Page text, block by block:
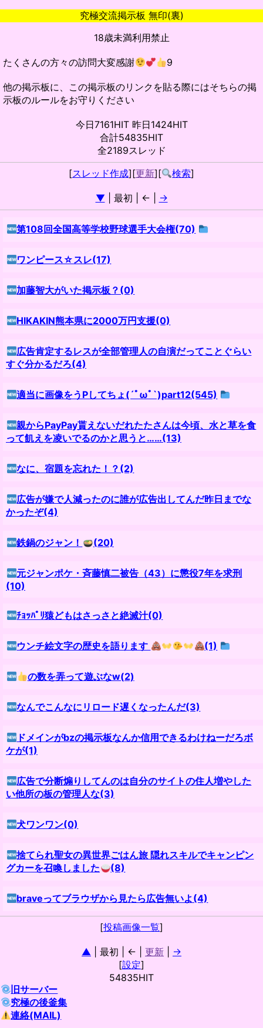
究極交流掲示板 無印(裏)
18歳未満利用禁止
たくさんの方々の訪問大変感謝 9
他の掲示板に、この掲示板のリンクを貼る際にはそちらの掲
示板のルールをお守りください
今日7161HIT 昨日1424HIT
合計54835HIT
全2189スレッド
[スレッド作成][更新][ 検索]
▼ | 最初 | ← | →
第108回全国高等学校野球選手大会権(70)
ワンピース☆スレ(17)
加藤智大がいた掲示板？(0)
HIKAKIN熊本県に2000万円支援(0)
広告肯定するレスが全部管理人の自演だってことぐらい
すぐ分かるだろ(4)
適当に画像をうPしてちょ(´ﾟωﾟ`)part12(545)
親からPayPay貰えないだれたたさんは今頃、水と草を食
って飢えを凌いでるのかと思うと……(13)
なに、宿題を忘れた！？(2)
広告が嫌で人減ったのに誰が広告出してんだ昨日までな
かったぞ(4)
鉄鍋のジャン！ (20)
元ジャンポケ・斉藤慎二被告（43）に懲役7年を求刑
(10)
ﾁｮｯﾊﾟﾘ猿どもはさっさと絶滅汁(0)
ウンチ絵文字の歴史を語ります (1)
の数を弄って遊ぶなw(2)
なんでこんなにリロード遅くなったんだ(3)
ドメインがbzの掲示板なんか信用できるわけねーだろボ
ケが(1)
広告で分断煽りしてんのは自分のサイトの住人増やした
い他所の板の管理人な(3)
犬ワンワン(0)
捨てられ聖女の異世界ごはん旅 隠れスキルでキャンピン
グカーを召喚しました
(8)
braveってブラウザから見たら広告無いよ(4)
[投稿画像一覧]
▲ | 最初 | ← | 更新
→
[設定]
54835HIT
旧サーバー
究極の後釜集
連絡(MAIL)